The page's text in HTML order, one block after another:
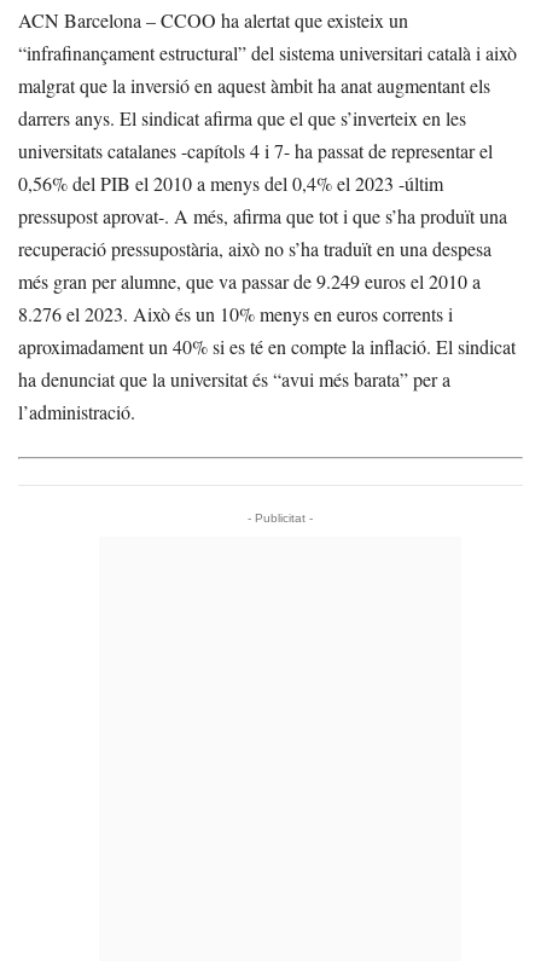
ACN Barcelona – CCOO ha alertat que existeix un
“infrafinançament estructural” del sistema universitari català i això
malgrat que la inversió en aquest àmbit ha anat augmentant els
darrers anys. El sindicat afirma que el que s’inverteix en les
universitats catalanes -capítols 4 i 7- ha passat de representar el
0,56% del PIB el 2010 a menys del 0,4% el 2023 -últim
pressupost aprovat-. A més, afirma que tot i que s’ha produït una
recuperació pressupostària, això no s’ha traduït en una despesa
més gran per alumne, que va passar de 9.249 euros el 2010 a
8.276 el 2023. Això és un 10% menys en euros corrents i
aproximadament un 40% si es té en compte la inflació. El sindicat
ha denunciat que la universitat és “avui més barata” per a
l’administració.
- Publicitat -